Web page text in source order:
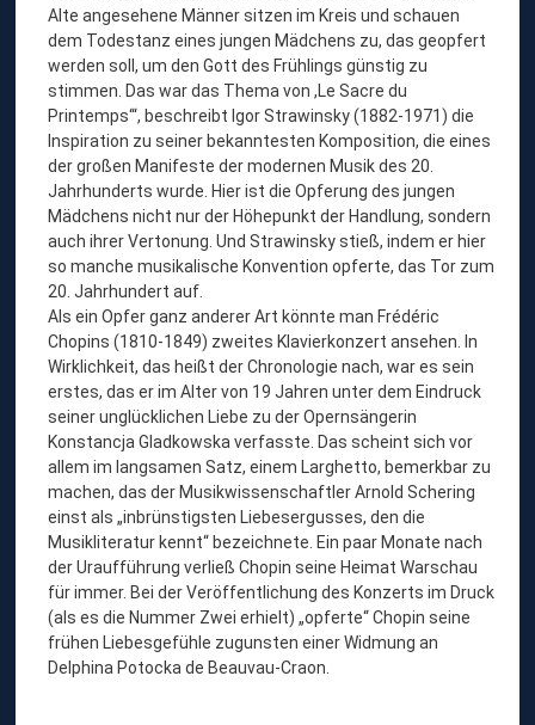
Alte angesehene Männer sitzen im Kreis und schauen
dem Todestanz eines jungen Mädchens zu, das geopfert
werden soll, um den Gott des Frühlings günstig zu
stimmen. Das war das Thema von ,Le Sacre du
Printemps‘“, beschreibt Igor Strawinsky (1882-1971) die
Inspiration zu seiner bekanntesten Komposition, die eines
der großen Manifeste der modernen Musik des 20.
Jahrhunderts wurde. Hier ist die Opferung des jungen
Mädchens nicht nur der Höhepunkt der Handlung, sondern
auch ihrer Vertonung. Und Strawinsky stieß, indem er hier
so manche musikalische Konvention opferte, das Tor zum
20. Jahrhundert auf.
Als ein Opfer ganz anderer Art könnte man Frédéric
Chopins (1810-1849) zweites Klavierkonzert ansehen. In
Wirklichkeit, das heißt der Chronologie nach, war es sein
erstes, das er im Alter von 19 Jahren unter dem Eindruck
seiner unglücklichen Liebe zu der Opernsängerin
Konstancja Gladkowska verfasste. Das scheint sich vor
allem im langsamen Satz, einem Larghetto, bemerkbar zu
machen, das der Musikwissenschaftler Arnold Schering
einst als „inbrünstigsten Liebesergusses, den die
Musikliteratur kennt“ bezeichnete. Ein paar Monate nach
der Uraufführung verließ Chopin seine Heimat Warschau
für immer. Bei der Veröffentlichung des Konzerts im Druck
(als es die Nummer Zwei erhielt) „opferte“ Chopin seine
frühen Liebesgefühle zugunsten einer Widmung an
Delphina Potocka de Beauvau-Craon.